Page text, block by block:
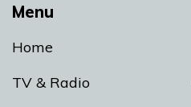
Menu
Home
TV & Radio